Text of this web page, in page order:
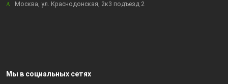
Москва, ул. Краснодонская, 2к3 подъезд 2
Мы в социальных сетях